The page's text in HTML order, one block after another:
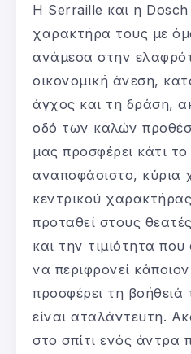
Η Serraille και η
χαρακτήρα τους με
ανάμεσα στην
οικονομική άνεση,
άγχος και τη δράση,
οδό των καλών
μας προσφέρει κάτι
αναποφάσιστο, κύρια
κεντρικού
προταθεί στους
και την τιμιότητα που
να περιφρονεί
προσφέρει τη
είναι αταλάντευτη.
στο σπίτι ενός άντρα